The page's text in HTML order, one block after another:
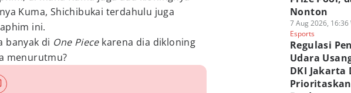
Kuma, Shichibukai terdahulu juga
ini.
banyak di One Piece karena dia dikloning
menurutmu?
Nonton
7 Aug 2026, 16:36
Esports
Regulasi
Udara
DKI Jakarta